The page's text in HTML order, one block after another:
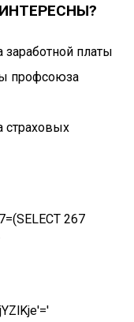
заработной платы
профсоюза
страховых
267